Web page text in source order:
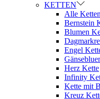
KETTEN
Alle Ketten
Bernstein
Blumen
Engel
Herz Kette
Infinity
Kette mit
Kreuz